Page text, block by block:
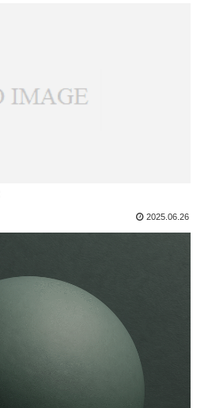
2025.06.26